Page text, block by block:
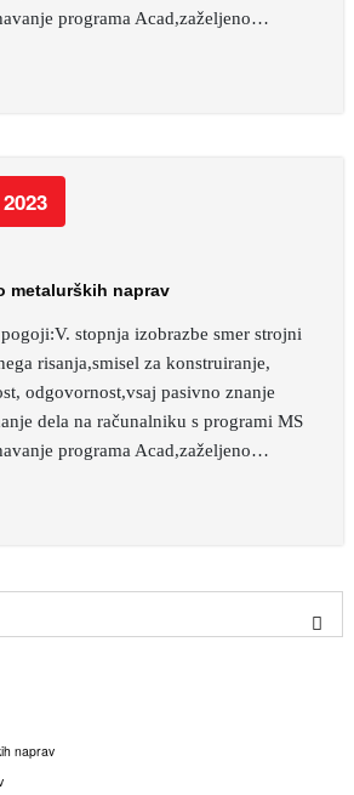
programa Acad,zaželjeno…
metalurških naprav
stopnja izobrazbe smer strojni
risanja,smisel za konstruiranje,
odgovornost,vsaj pasivno znanje
dela na računalniku s programi MS
programa Acad,zaželjeno…
naprav